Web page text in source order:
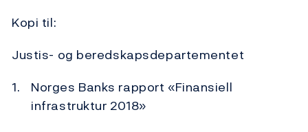
Kopi til:
Justis- og beredskapsdepartementet
Norges Banks rapport «Finansiell
infrastruktur 2018»